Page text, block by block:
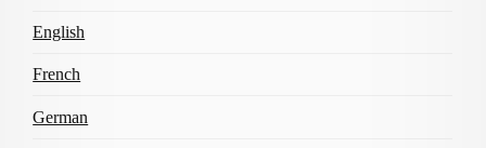
English
French
German